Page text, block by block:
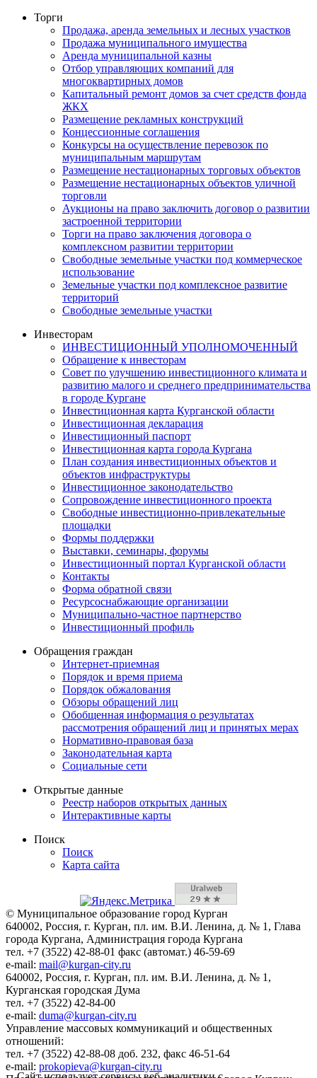
Торги
Продажа, аренда земельных и лесных участков
Продажа муниципального имущества
Аренда муниципальной казны
Отбор управляющих компаний для
многоквартирных домов
Капитальный ремонт домов за счет средств фонда
ЖКХ
Размещение рекламных конструкций
Концессионные соглашения
Конкурсы на осуществление перевозок по
муниципальным маршрутам
Размещение нестационарных торговых объектов
Размещение нестационарных объектов уличной
торговли
Аукционы на право заключить договор о развитии
застроенной территории
Торги на право заключения договора о
комплексном развитии территории
Свободные земельные участки под коммерческое
использование
Земельные участки под комплексное развитие
территорий
Свободные земельные участки
Инвесторам
ИНВЕСТИЦИОННЫЙ УПОЛНОМОЧЕННЫЙ
Обращение к инвесторам
Совет по улучшению инвестиционного климата и
развитию малого и среднего предпринимательства
в городе Кургане
Инвестиционная карта Курганской области
Инвестиционная декларация
Инвестиционный паспорт
Инвестиционная карта города Кургана
План создания инвестиционных объектов и
объектов инфраструктуры
Инвестиционное законодательство
Сопровождение инвестиционного проекта
Свободные инвестиционно-привлекательные
площадки
Формы поддержки
Выставки, семинары, форумы
Инвестиционный портал Курганской области
Контакты
Форма обратной связи
Ресурсоснабжающие организации
Муниципально-частное партнерство
Инвестиционный профиль
Обращения граждан
Интернет-приемная
Порядок и время приема
Порядок обжалования
Обзоры обращений лиц
Обобщенная информация о результатах
рассмотрения обращений лиц и принятых мерах
Нормативно-правовая база
Законодательная карта
Социальные сети
Открытые данные
Реестр наборов открытых данных
Интерактивные карты
Поиск
Поиск
Карта сайта
© Муниципальное образование город Курган
640002, Россия, г. Курган, пл. им. В.И. Ленина, д. № 1, Глава
города Кургана, Администрация города Кургана
тел. +7 (3522) 42-88-01 факс (автомат.) 46-59-69
e-mail: mail@kurgan-city.ru
640002, Россия, г. Курган, пл. им. В.И. Ленина, д. № 1,
Курганская городская Дума
тел. +7 (3522) 42-84-00
e-mail: duma@kurgan-city.ru
Управление массовых коммуникаций и общественных
отношений:
тел. +7 (3522) 42-88-08 доб. 232, факс 46-51-64
e-mail: prokopieva@kurgan-city.ru